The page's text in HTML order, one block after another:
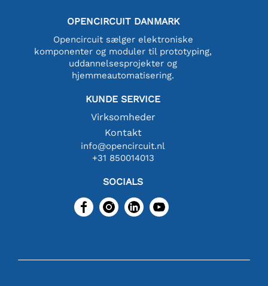
OPENCIRCUIT DANMARK
Opencircuit sælger elektroniske
komponenter og moduler til prototyping,
uddannelsesprojekter og
hjemmeautomatisering.
KUNDE SERVICE
Virksomheder
Kontakt
info@opencircuit.nl
+31 850014013
SOCIALS